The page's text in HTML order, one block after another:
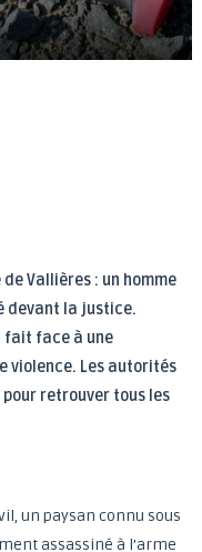
Vallières : un homme
devant la justice.
fait face à une
violence. Les autorités
retrouver tous les
un paysan connu sous
assassiné à l’arme